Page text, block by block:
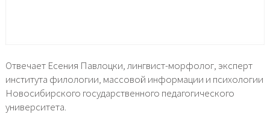
Отвечает Есения Павлоцки, лингвист-морфолог, эксперт
института филологии, массовой информации и психологии
Новосибирского государственного педагогического
университета.